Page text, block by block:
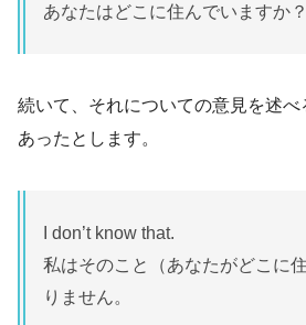
あなたはどこに住んでいますか？
続いて、それについての意見を述
あったとします。
I don’t know that.
私はそのこと（あなたがどこに
りません。